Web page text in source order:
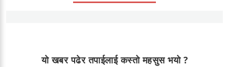
यो खबर पढेर तपाईलाई कस्तो महसुस भयो ?